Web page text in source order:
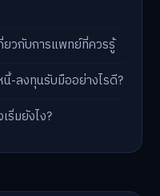
วกับการแพทย์ที่ควรรู้
-ลงทุนรับมืออย่างไรดี?
มยังไง?